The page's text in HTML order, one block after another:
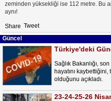
zeminden yüksekliği ise 112 metre. Bu
aynı!
Share Tweet
Güncel
Türkiye'deki
Sağlık Bakanlığı,
hayatını
olduğunu açıkladı.
23-24-25-26